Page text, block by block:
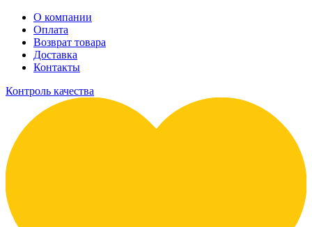
О компании
Оплата
Возврат товара
Доставка
Контакты
Контроль качества